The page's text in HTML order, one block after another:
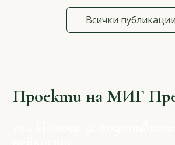
Всички публикации
Проекти на МИГ